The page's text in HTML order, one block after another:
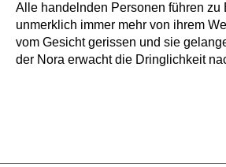
Alle handelnden Personen führen
unmerklich immer mehr von ihrem
vom Gesicht gerissen und sie
der Nora erwacht die Dringlichkeit